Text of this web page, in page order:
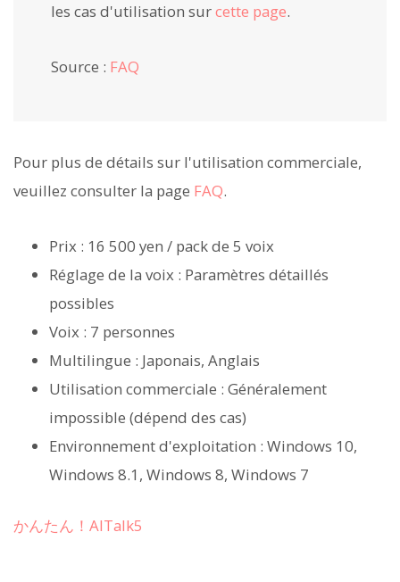
les cas d'utilisation surcette page.
Source : FAQ
Pour plus de détails sur l'utilisation commerciale,
veuillez consulter la page FAQ.
Prix : 16 500 yen / pack de 5 voix
Réglage de la voix : Paramètres détaillés
possibles
Voix : 7 personnes
Multilingue : Japonais, Anglais
Utilisation commerciale : Généralement
impossible (dépend des cas)
Environnement d'exploitation : Windows 10,
Windows 8.1, Windows 8, Windows 7
かんたん！AITalk5